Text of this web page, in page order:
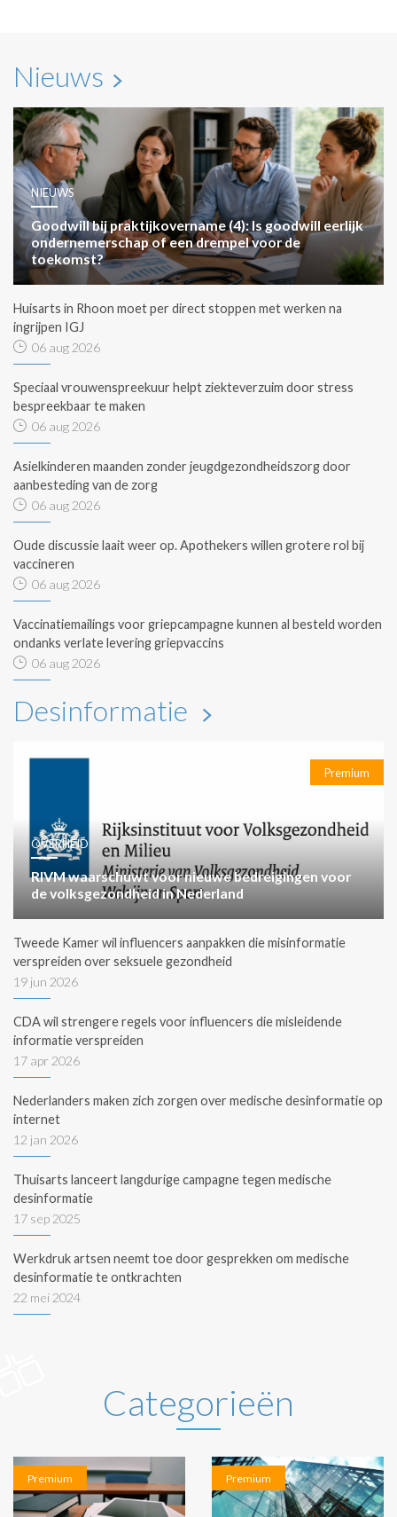
Nieuws
NIEUWS
Goodwill bij praktijkovername (4): Is goodwill eerlijk
ondernemerschap of een drempel voor de
toekomst?
Huisarts in Rhoon moet per direct stoppen met werken na
ingrijpen IGJ
06 aug 2026
Speciaal vrouwenspreekuur helpt ziekteverzuim door stress
bespreekbaar te maken
06 aug 2026
Asielkinderen maanden zonder jeugdgezondheidszorg door
aanbesteding van de zorg
06 aug 2026
Oude discussie laait weer op. Apothekers willen grotere rol bij
vaccineren
06 aug 2026
Vaccinatiemailings voor griepcampagne kunnen al besteld worden
ondanks verlate levering griepvaccins
06 aug 2026
Desinformatie
Premium
OVERHEID
RIVM waarschuwt voor nieuwe bedreigingen voor
de volksgezondheid in Nederland
Tweede Kamer wil influencers aanpakken die misinformatie
verspreiden over seksuele gezondheid
19 jun 2026
CDA wil strengere regels voor influencers die misleidende
informatie verspreiden
17 apr 2026
Nederlanders maken zich zorgen over medische desinformatie op
internet
12 jan 2026
Thuisarts lanceert langdurige campagne tegen medische
desinformatie
17 sep 2025
Werkdruk artsen neemt toe door gesprekken om medische
desinformatie te ontkrachten
22 mei 2024
Categorieën
Premium Premium